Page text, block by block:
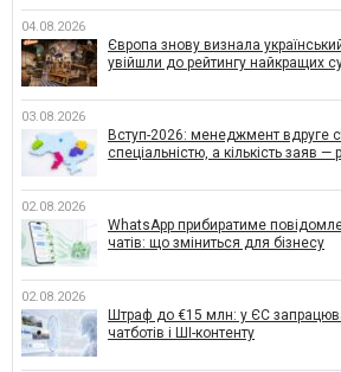
04.08.2026
Європа знову визнала
увійшли до рейтингу найкращих
03.08.2026
Вступ-2026: менеджмент вдруге
спеціальністю, а кількість заяв —
02.08.2026
WhatsApp прибиратиме
чатів: що зміниться для бізнесу
02.08.2026
Штраф до €15 млн: у ЄС
чатботів і ШІ-контенту